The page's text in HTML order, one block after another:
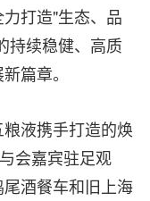
打造"生态、品
持续稳健、高质
篇章。
液携手打造的焕
会嘉宾驻足观
酒餐车和旧上海